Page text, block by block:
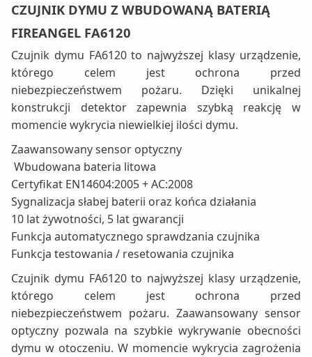
CZUJNIK DYMU Z WBUDOWANĄ BATERIĄ
FIREANGEL FA6120
Czujnik dymu FA6120 to najwyższej klasy urządzenie,
którego celem jest ochrona przed
niebezpieczeństwem pożaru. Dzięki unikalnej
konstrukcji detektor zapewnia szybką reakcję w
momencie wykrycia niewielkiej ilości dymu.
Zaawansowany sensor optyczny
Wbudowana bateria litowa
Certyfikat EN14604:2005 + AC:2008
Sygnalizacja słabej baterii oraz końca działania
10 lat żywotności, 5 lat gwarancji
Funkcja automatycznego sprawdzania czujnika
Funkcja testowania / resetowania czujnika
Czujnik dymu FA6120 to najwyższej klasy urządzenie,
którego celem jest ochrona przed
niebezpieczeństwem pożaru. Zaawansowany sensor
optyczny pozwala na szybkie wykrywanie obecności
dymu w otoczeniu. W momencie wykrycia zagrożenia